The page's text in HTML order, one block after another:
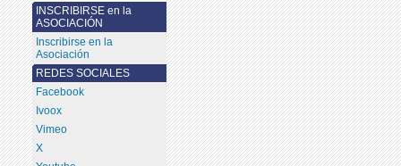
INSCRIBIRSE en la
ASOCIACIÓN
Inscribirse en la
Asociación
REDES SOCIALES
Facebook
Ivoox
Vimeo
X